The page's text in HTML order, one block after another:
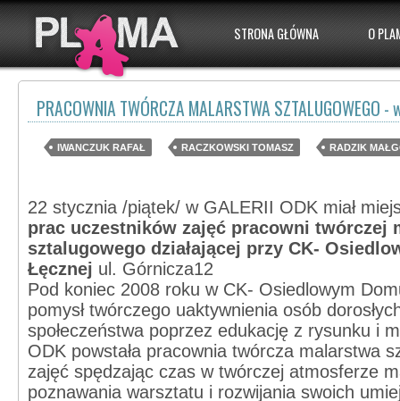
STRONA GŁÓWNA O
PRACOWNIA TWÓRCZA MALARSTWA SZTALUGOWEGO
IWANCZUK RAFAŁ RACZKOWSKI TOMASZ RADZIK
22 stycznia /piątek/ w GALERII ODK miał
prac uczestników zajęć pracowni twórczej
sztalugowego działającej przy CK-
Łęcznej ul. Górnicza12
Pod koniec 2008 roku w CK- Osiedlowym
pomysł twórczego uaktywnienia osób
społeczeństwa poprzez edukację z rysunku i
ODK powstała pracownia twórcza malarstwa
zajęć spędzając czas w twórczej atmosferze
poznawania warsztatu i rozwijania swoich